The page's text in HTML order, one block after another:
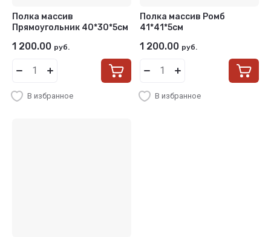
Полка массив
Прямоугольник 40*30*5см
1 200.00 руб.
В избранное
Полка массив Ромб
41*41*5см
1 200.00 руб.
В избранное